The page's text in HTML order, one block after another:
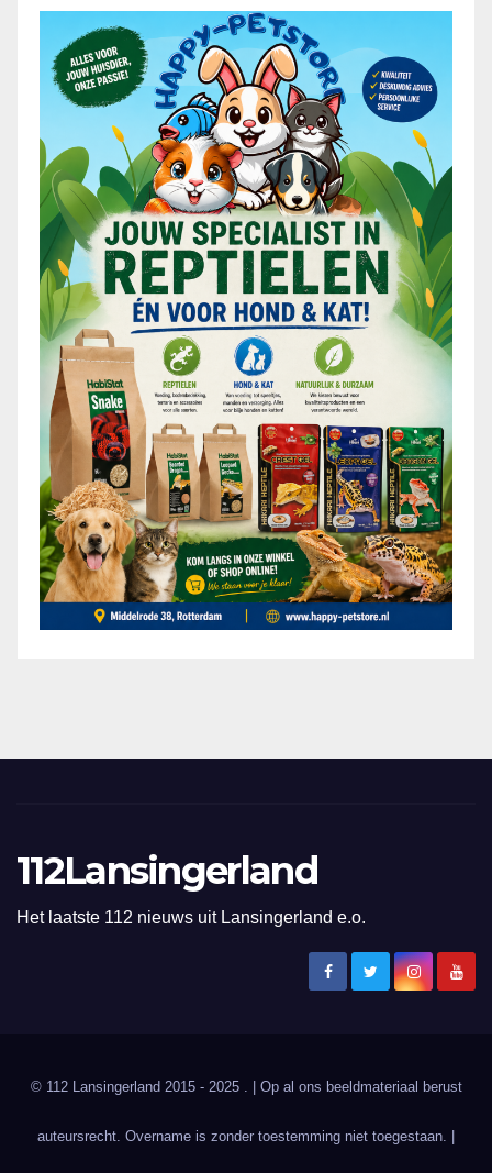
112Lansingerland
Het laatste 112 nieuws uit Lansingerland e.o.
© 112 Lansingerland 2015 - 2025 . | Op al ons beeldmateriaal berust
auteursrecht. Overname is zonder toestemming niet toegestaan. |